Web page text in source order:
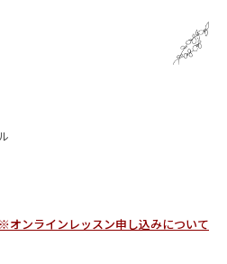
※オンラインレッスン申し込みについて